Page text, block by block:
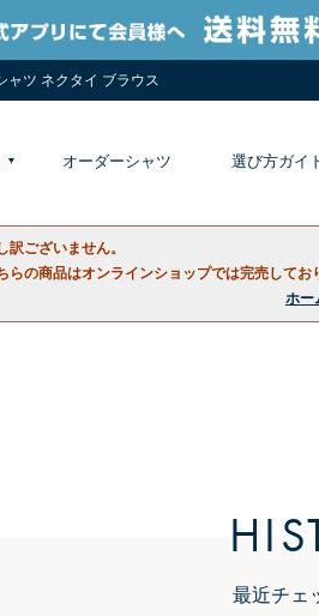
ャツ ネクタイ ブラウス
オーダーシャツ 選び方ガイ
訳ございません。
らの商品はオンラインショップでは完売してお
ホー
最近チェ